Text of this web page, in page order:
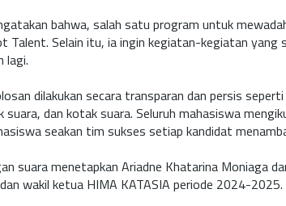
bahwa, salah satu program untuk
Talent. Selain itu, ia ingin kegiatan-kegiatan yang
lagi.
dilakukan secara transparan dan persis
suara, dan kotak suara. Seluruh mahasiswa
seakan tim sukses setiap kandidat
suara menetapkan Ariadne Khatarina Moniaga
wakil ketua HIMA KATASIA periode 2024-2025.